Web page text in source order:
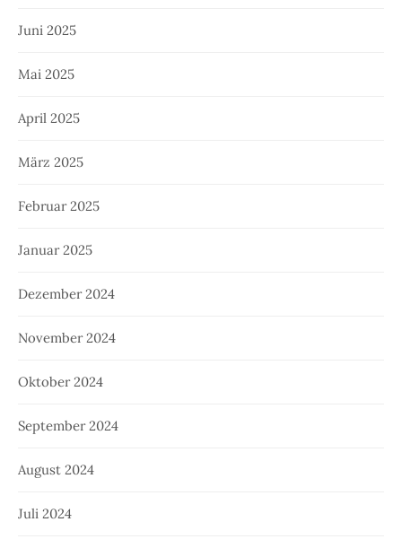
Juni 2025
Mai 2025
April 2025
März 2025
Februar 2025
Januar 2025
Dezember 2024
November 2024
Oktober 2024
September 2024
August 2024
Juli 2024